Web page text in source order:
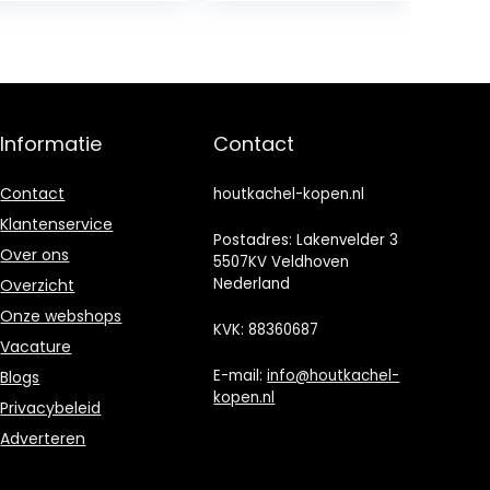
woonaccessoire
set, zilver (type
30 x 19,8 x 3 cm
Informatie
Contact
Klantenservice
Over ons
Overzicht
Onze webshops
Vacature
Blogs
Privacybeleid
Adverteren
Contact
houtkachel-kopen.nl
Postadres: Lakenvelder 3
5507KV Veldhoven
Nederland
KVK: 88360687
E-mail:info@houtkachel-
kopen.nl